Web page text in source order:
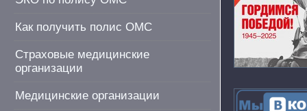
Как получить полис ОМС
Страховые медицинские
организации
Медицинские организации